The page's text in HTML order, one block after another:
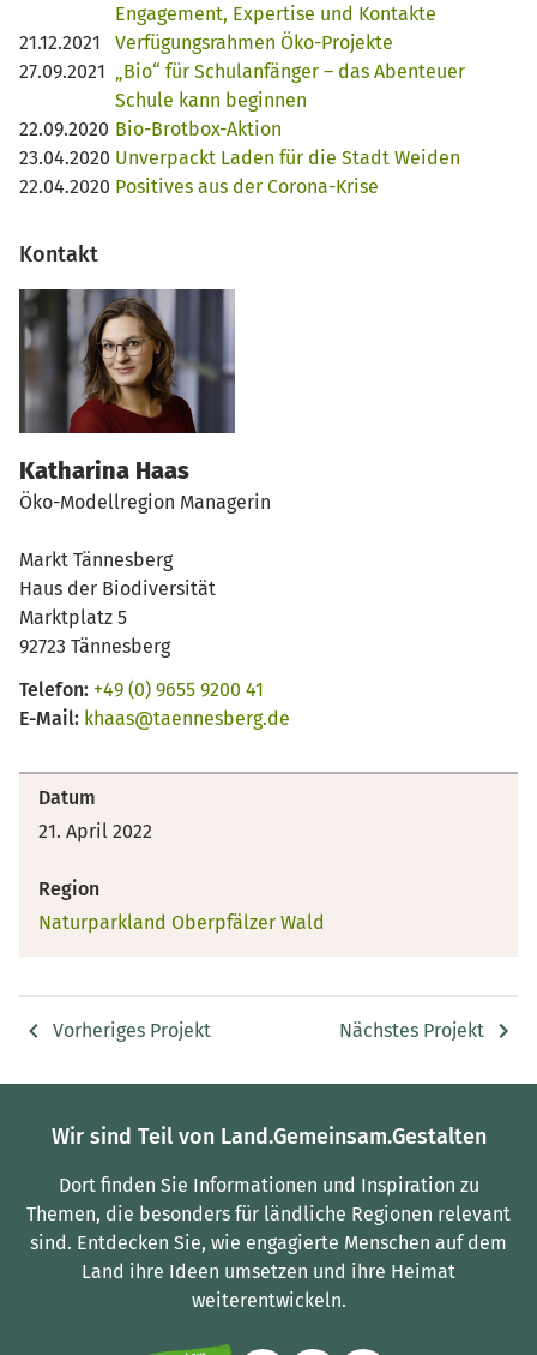
Engagement, Expertise und Kontakte
21.12.2021
Verfügungsrahmen Öko-Projekte
27.09.2021
„Bio“ für Schulanfänger – das Abenteuer
Schule kann beginnen
22.09.2020 Bio-Brotbox-Aktion
23.04.2020 Unverpackt Laden für die Stadt Weiden
22.04.2020 Positives aus der Corona-Krise
Kontakt
Katharina Haas
Öko-Modellregion Managerin
Markt Tännesberg
Haus der Biodiversität
Marktplatz 5
92723 Tännesberg
Telefon: +49 (0) 9655 9200 41
E-Mail: khaas@taennesberg.de
Datum
21. April 2022
Region
Naturparkland Oberpfälzer Wald
Vorheriges Projekt Nächstes Projekt
Wir sind Teil von Land.Gemeinsam.Gestalten
Dort finden Sie Informationen und Inspiration zu
Themen, die besonders für ländliche Regionen relevant
sind. Entdecken Sie, wie engagierte Menschen auf dem
Land ihre Ideen umsetzen und ihre Heimat
weiterentwickeln.